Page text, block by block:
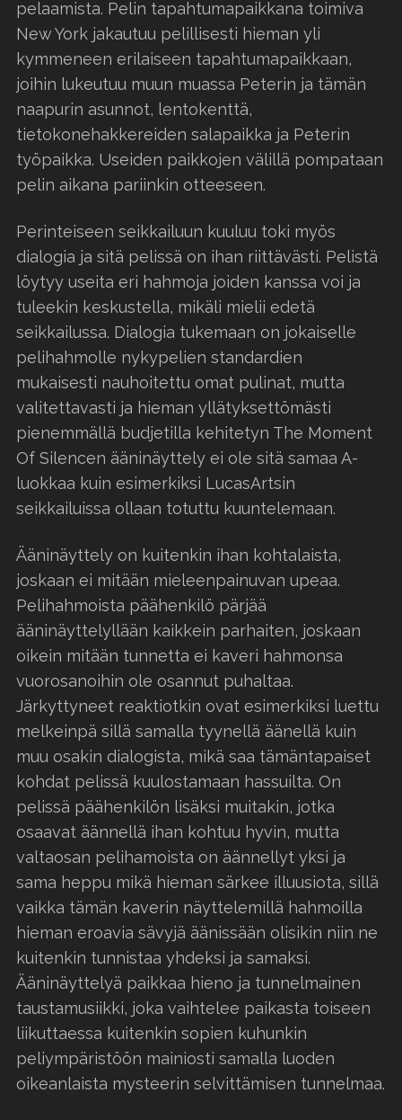
pelaamista. Pelin tapahtumapaikkana toimiva
New York jakautuu pelillisesti hieman yli
kymmeneen erilaiseen tapahtumapaikkaan,
joihin lukeutuu muun muassa Peterin ja tämän
naapurin asunnot, lentokenttä,
tietokonehakkereiden salapaikka ja Peterin
työpaikka. Useiden paikkojen välillä pompataan
pelin aikana pariinkin otteeseen.
Perinteiseen seikkailuun kuuluu toki myös
dialogia ja sitä pelissä on ihan riittävästi. Pelistä
löytyy useita eri hahmoja joiden kanssa voi ja
tuleekin keskustella, mikäli mielii edetä
seikkailussa. Dialogia tukemaan on jokaiselle
pelihahmolle nykypelien standardien
mukaisesti nauhoitettu omat pulinat, mutta
valitettavasti ja hieman yllätyksettömästi
pienemmällä budjetilla kehitetyn The Moment
Of Silencen ääninäyttely ei ole sitä samaa A-
luokkaa kuin esimerkiksi LucasArtsin
seikkailuissa ollaan totuttu kuuntelemaan.
Ääninäyttely on kuitenkin ihan kohtalaista,
joskaan ei mitään mieleenpainuvan upeaa.
Pelihahmoista päähenkilö pärjää
ääninäyttelyllään kaikkein parhaiten, joskaan
oikein mitään tunnetta ei kaveri hahmonsa
vuorosanoihin ole osannut puhaltaa.
Järkyttyneet reaktiotkin ovat esimerkiksi luettu
melkeinpä sillä samalla tyynellä äänellä kuin
muu osakin dialogista, mikä saa tämäntapaiset
kohdat pelissä kuulostamaan hassuilta. On
pelissä päähenkilön lisäksi muitakin, jotka
osaavat äännellä ihan kohtuu hyvin, mutta
valtaosan pelihamoista on äännellyt yksi ja
sama heppu mikä hieman särkee illuusiota, sillä
vaikka tämän kaverin näyttelemillä hahmoilla
hieman eroavia sävyjä äänissään olisikin niin ne
kuitenkin tunnistaa yhdeksi ja samaksi.
Ääninäyttelyä paikkaa hieno ja tunnelmainen
taustamusiikki, joka vaihtelee paikasta toiseen
liikuttaessa kuitenkin sopien kuhunkin
peliympäristöön mainiosti samalla luoden
oikeanlaista mysteerin selvittämisen tunnelmaa.